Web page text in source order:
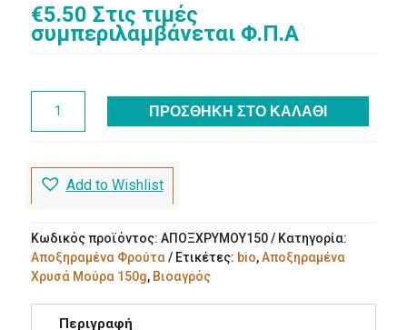
€5.50 Στις τιμές
συμπεριλαμβάνεται Φ.Π.Α
Χρυσά
Βιοαγρός
ΠΡΟΣΘΉΚΗ ΣΤΟ ΚΑΛΆΘΙ
Add to Wishlist
Κωδικός προϊόντος: ΑΠΟΞΧΡΥΜΟΥ150
Κατηγορία:
Αποξηραμένα Φρούτα
Ετικέτες: bio,Αποξηραμένα
Χρυσά Μούρα 150g, Βιοαγρός
Περιγραφή